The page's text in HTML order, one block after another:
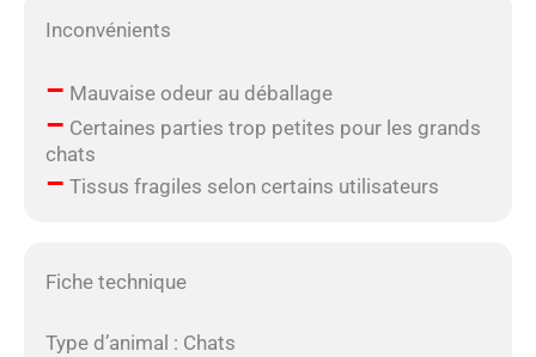
Inconvénients
– Mauvaise odeur au déballage
– Certaines parties trop petites pour les grands
chats
– Tissus fragiles selon certains utilisateurs
Fiche technique
Type d’animal : Chats